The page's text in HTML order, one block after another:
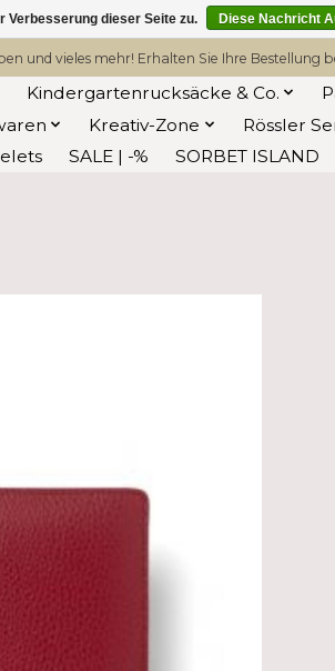
und vieles mehr! Erhalten Sie Ihre Bestellung
Kindergartenrucksäcke & Co.
Kreativ-Zone Rössler
SALE | -% SORBET ISLAND
Verbesserung dieser Seite zu. Diese Nachricht